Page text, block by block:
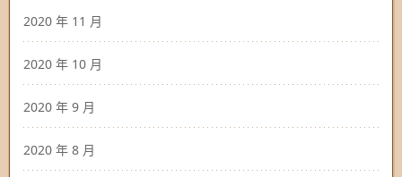
2020 年 11 月
2020 年 10 月
2020 年 9 月
2020 年 8 月